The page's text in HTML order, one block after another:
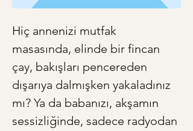
Hiç annenizi mutfak
masasında, elinde bir fincan
çay, bakışları pencereden
dışarıya dalmışken yakaladınız
mı? Ya da babanızı, akşamın
sessizliğinde, sadece radyodan